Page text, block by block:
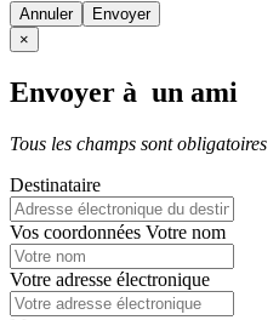
Annuler
×
Envoyer à un ami
Tous les champs sont obligatoires
Destinataire
Vos coordonnées Votre nom
Votre adresse électronique